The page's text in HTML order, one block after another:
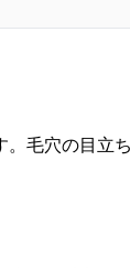
毛穴の目立